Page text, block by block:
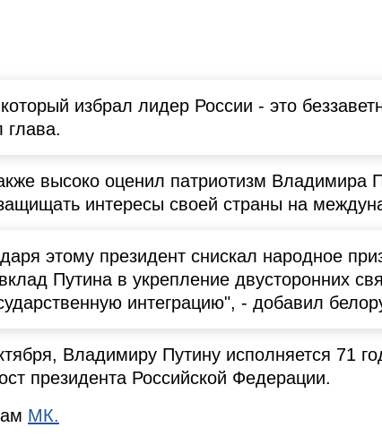
избрал лидер России - это
глава.
высоко оценил патриотизм Владимира
интересы своей страны на
этому президент снискал народное
Путина в укрепление двусторонних
интеграцию", - добавил
Владимиру Путину исполняется 71
президента Российской Федерации.
МК.